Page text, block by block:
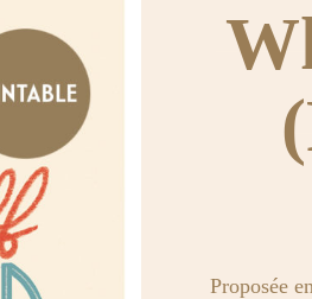
Proposée